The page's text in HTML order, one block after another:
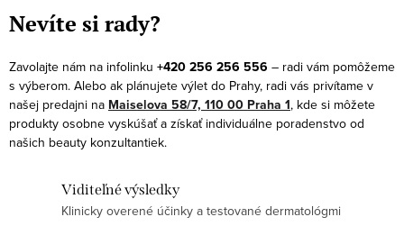
c
i
e
p
r
v
k
á
k
o
v
a
Nevíte si rady?
Zavolajte nám na infolinku +420 256 256 556 – radi vám pomôžeme
s výberom. Alebo ak plánujete výlet do Prahy, radi vás privítame v
našej predajni na Maiselova 58/7, 110 00 Praha 1, kde si môžete
produkty osobne vyskúšať a získať individuálne poradenstvo od
našich beauty konzultantiek.
Viditeľné výsledky
Klinicky overené účinky a testované dermatológmi